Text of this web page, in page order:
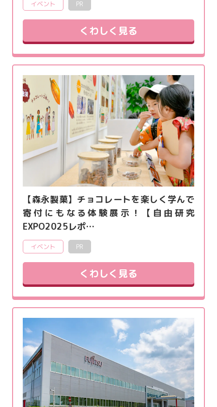
イベント PR
くわしく見る
【森永製菓】チョコレートを楽しく学んで
寄付にもなる体験展示！【自由研究
EXPO2025レポ…
イベント PR
くわしく見る